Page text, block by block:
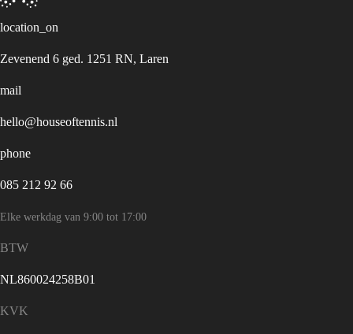
location_on
Zevenend 6 ged. 1251 RN, Laren
mail
hello@houseoftennis.nl
phone
085 212 92 66
Elke werkdag van 9:00 tot 17:00
BTW
NL860024258B01
KVK